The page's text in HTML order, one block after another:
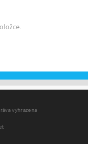
vyhrazena